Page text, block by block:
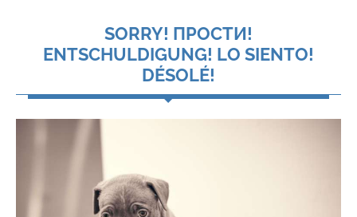
SORRY! ПРОСТИ!
ENTSCHULDIGUNG! LO SIENTO!
DÉSOLÉ!